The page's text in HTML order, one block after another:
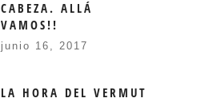
CABEZA. ALLÁ
VAMOS!!
junio 16, 2017
LA HORA DEL VERMUT